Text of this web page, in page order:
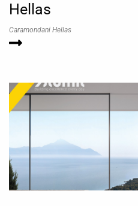
Hellas
Caramondani Hellas